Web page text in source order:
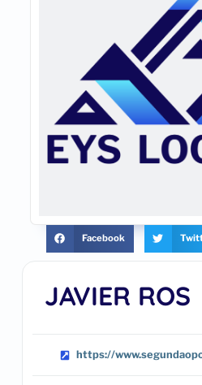
JAVIER ROS
https://
Facebook